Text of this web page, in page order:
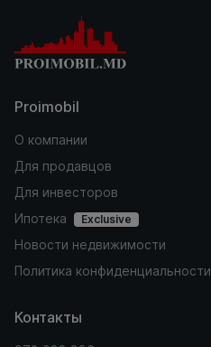
Proimobil
О компании
Для продавцов
Для инвесторов
Ипотека
Exclusive
Новости недвижимости
Политика конфиденциальности
Контакты